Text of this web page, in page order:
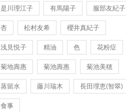
是川理江子 有馬陽子 服部友紀子
杏 松村友希 櫻井真紀子
浅見悦子 精油 色 花粉症
菊地壽惠 菊池壽惠 菊池美穂
蒸留水 藤川瑞木 長田理恵(智翠)
食事